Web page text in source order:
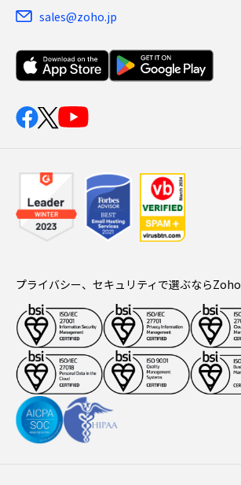
sales@zoho.jp
プライバシー、セキュリティで選ぶならZoho